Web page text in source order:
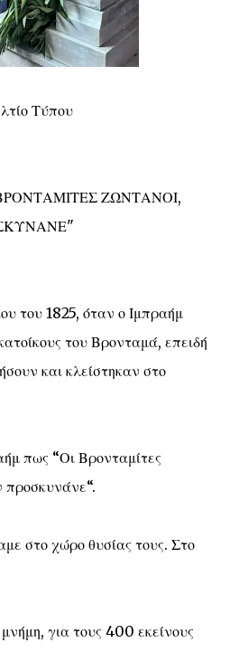
Τύπου
ΒΡΟΝΤΑΜΙΤΕΣ ΖΩΝΤΑΝΟΙ,
του 1825, όταν ο Ιμπραήμ
του Βρονταμά, επειδή
και κλείστηκαν στο
πως “Οι Βρονταμίτες
προσκυνάνε“.
στο χώρο θυσίας τους. Στο
για τους 400 εκείνους